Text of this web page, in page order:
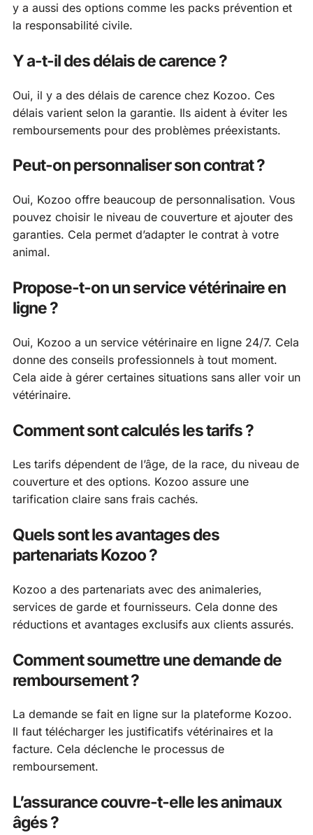
y a aussi des options comme les packs prévention et
la responsabilité civile.
Y a-t-il des délais de carence ?
Oui, il y a des délais de carence chez Kozoo. Ces
délais varient selon la garantie. Ils aident à éviter les
remboursements pour des problèmes préexistants.
Peut-on personnaliser son contrat ?
Oui, Kozoo offre beaucoup de personnalisation. Vous
pouvez choisir le niveau de couverture et ajouter des
garanties. Cela permet d’adapter le contrat à votre
animal.
Propose-t-on un service vétérinaire en
ligne ?
Oui, Kozoo a un service vétérinaire en ligne 24/7. Cela
donne des conseils professionnels à tout moment.
Cela aide à gérer certaines situations sans aller voir un
vétérinaire.
Comment sont calculés les tarifs ?
Les tarifs dépendent de l’âge, de la race, du niveau de
couverture et des options. Kozoo assure une
tarification claire sans frais cachés.
Quels sont les avantages des
partenariats Kozoo ?
Kozoo a des partenariats avec des animaleries,
services de garde et fournisseurs. Cela donne des
réductions et avantages exclusifs aux clients assurés.
Comment soumettre une demande de
remboursement ?
La demande se fait en ligne sur la plateforme Kozoo.
Il faut télécharger les justificatifs vétérinaires et la
facture. Cela déclenche le processus de
remboursement.
L’assurance couvre-t-elle les animaux
âgés ?